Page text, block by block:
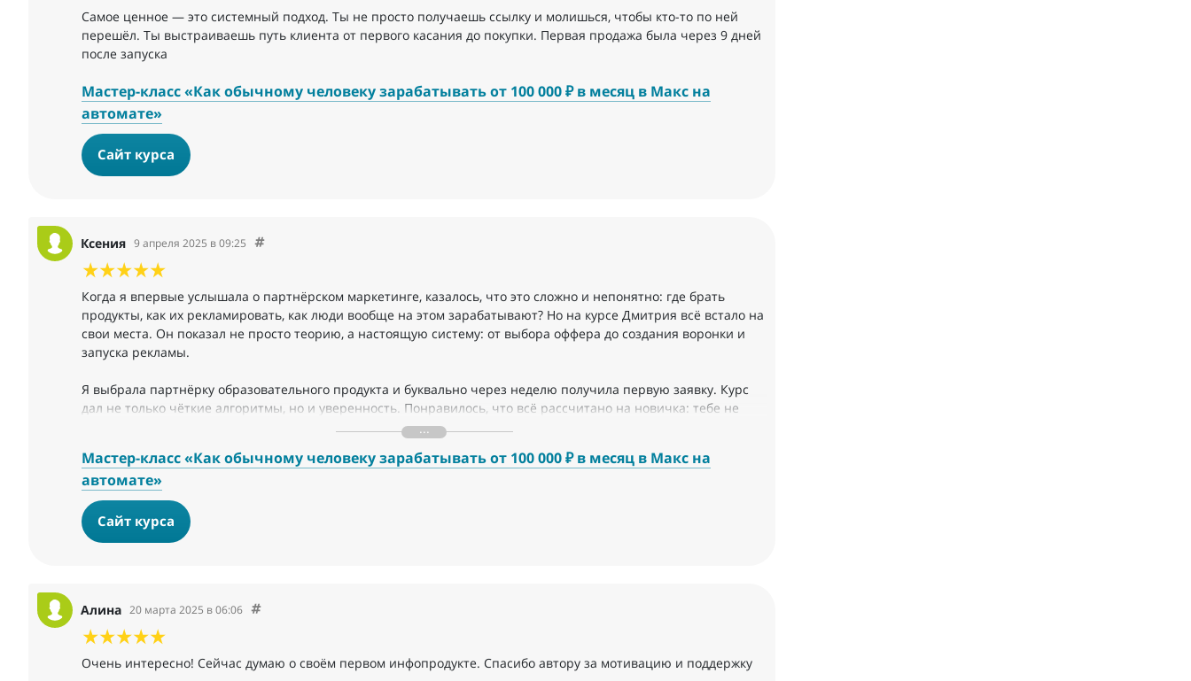
Самое ценное — это системный подход. Ты не просто получаешь ссылку и молишься, чтобы кто-то по ней
перешёл. Ты выстраиваешь путь клиента от первого касания до покупки. Первая продажа была через 9 дней
после запуска
Мастер-класс «Как обычному человеку зарабатывать от 100 000 ₽ в месяц в Макс на
автомате»
Сайт курса
Ксения 9 апреля 2025 в 09:25
Когда я впервые услышала о партнёрском маркетинге, казалось, что это сложно и непонятно: где брать
продукты, как их рекламировать, как люди вообще на этом зарабатывают? Но на курсе Дмитрия всё встало на
свои места. Он показал не просто теорию, а настоящую систему: от выбора оффера до создания воронки и
запуска рекламы.
Я выбрала партнёрку образовательного продукта и буквально через неделю получила первую заявку. Курс
дал не только чёткие алгоритмы, но и уверенность. Понравилось, что всё рассчитано на новичка: тебе не
нужно иметь базу подписчиков или блог, чтобы начать зарабатывать. Я ещё в процессе масштабирования, но
Мастер-класс «Как обычному человеку зарабатывать от 100 000 ₽ в месяц в Макс на
автомате»
Сайт курса
Алина 20 марта 2025 в 06:06
Очень интересно! Сейчас думаю о своём первом инфопродукте. Спасибо автору за мотивацию и поддержку